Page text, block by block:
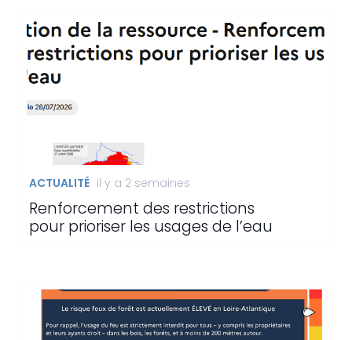
ACTUALITÉ il y a 2 semaines
Renforcement des restrictions
pour prioriser les usages de l’eau